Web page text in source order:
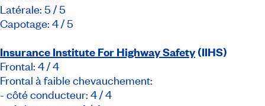
Latérale: 5 / 5
Capotage: 4 / 5
Insurance Institute For Highway Safety(IIHS)
Frontal: 4 / 4
Frontal à faible chevauchement:
- côté conducteur: 4 / 4